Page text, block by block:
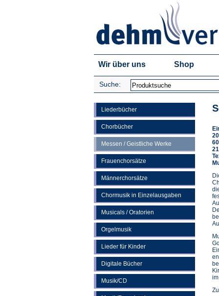
Wir über uns Shop
Suche:
Liederbücher
Chorbücher
Messen / Geistliche Werke
Frauenchorsätze
Männerchorsätze
Chormusik in Einzelausgaben
Musicals / Oratorien
Orgelmusik
Lieder für Kinder
Digitale Bücher
Musik/CD